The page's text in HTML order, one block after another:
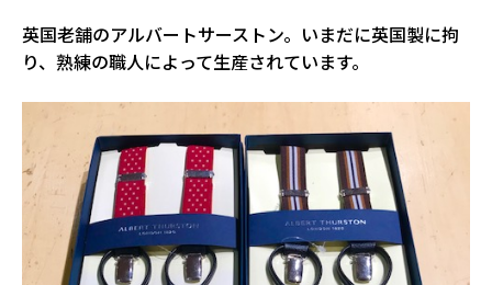
英国老舗のアルバートサーストン。いまだに英国製に拘
り、熟練の職人によって生産されています。